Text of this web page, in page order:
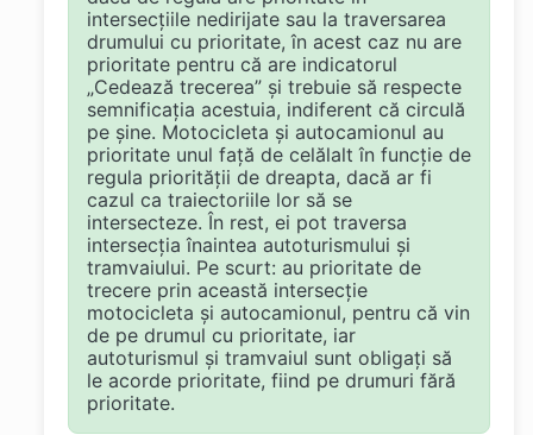
intersecțiile nedirijate sau la traversarea
drumului cu prioritate, în acest caz nu are
prioritate pentru că are indicatorul
„Cedează trecerea” și trebuie să respecte
semnificația acestuia, indiferent că circulă
pe șine. Motocicleta și autocamionul au
prioritate unul față de celălalt în funcție de
regula priorității de dreapta, dacă ar fi
cazul ca traiectoriile lor să se
intersecteze. În rest, ei pot traversa
intersecția înaintea autoturismului și
tramvaiului. Pe scurt: au prioritate de
trecere prin această intersecție
motocicleta și autocamionul, pentru că vin
de pe drumul cu prioritate, iar
autoturismul și tramvaiul sunt obligați să
le acorde prioritate, fiind pe drumuri fără
prioritate.